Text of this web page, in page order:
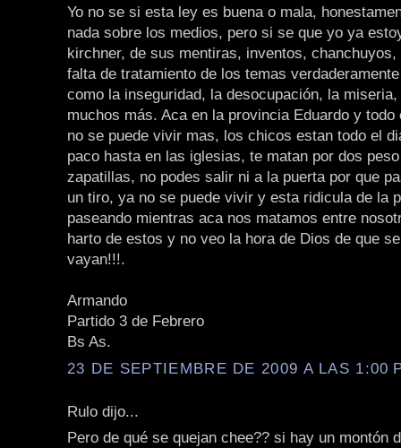
Yo no se si esta ley es buena o mala,
nada sobre los medios, pero si se que yo ya
kirchner, de sus mentiras, inventos,
falta de tratamiento de los temas
como la inseguridad, la desocupación, la
muchos más. Aca en la provincia Eduardo y todo
no se puede vivir mas, los chicos estan todo el
paco hasta en las iglesias, te matan por dos
zapatillas, no podes salir ni a la puerta por que
un tiro, ya no se puede vivir y esta ridicula de la
paseando mientras aca nos matamos entre
harto de estos y no veo la hora de Dios de que
vayan!!!.
Armando
Partido 3 de Febrero
Bs As.
23 DE SEPTIEMBRE DE 2009 A LAS 1:00
Rulo dijo...
Pero de qué se quejan chee?? si hay un montón